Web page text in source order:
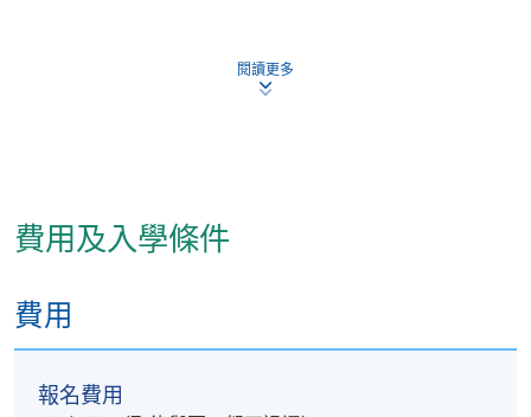
四. 識別常用保健中藥和方劑的功效及常用食物的性味
六. 調製藥膳養生茶飲。
閱讀更多
費用及入學條件
費用
報名費用